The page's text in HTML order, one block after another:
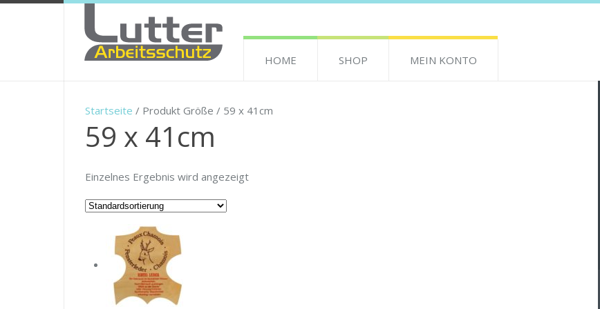
HOME SHOP MEIN KONTO
Startseite / Produkt Größe / 59 x 41cm
59 x 41cm
Einzelnes Ergebnis wird angezeigt